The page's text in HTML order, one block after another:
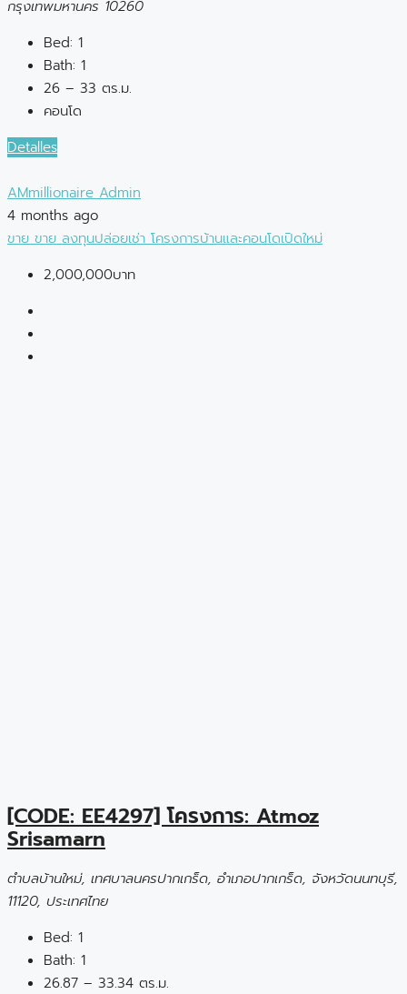
กรุงเทพมหานคร 10260
Bed: 1
Bath: 1
26 – 33 ตร.ม.
คอนโด
Detalles
AMmillionaire Admin
4 months ago
ขาย ขาย ลงทุนปล่อยเช่า โครงการบ้านและคอนโดเปิดใหม่
2,000,000บาท
[CODE: EE4297] โครงการ: Atmoz
Srisamarn
ตำบลบ้านใหม่, เทศบาลนครปากเกร็ด, อำเภอปากเกร็ด, จังหวัดนนทบุรี,
11120, ประเทศไทย
Bed: 1
Bath: 1
26.87 – 33.34 ตร.ม.